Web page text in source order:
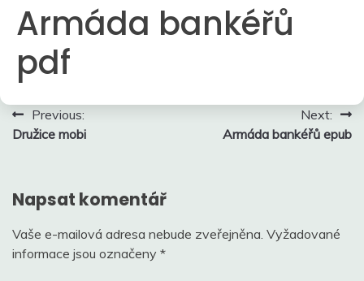
Armáda bankéřů
pdf
Navigace
pro
Previous:
Družice mobi
Next:
Armáda bankéřů epub
Napsat komentář
Vaše e-mailová adresa nebude zveřejněna. Vyžadované
informace jsou označeny *